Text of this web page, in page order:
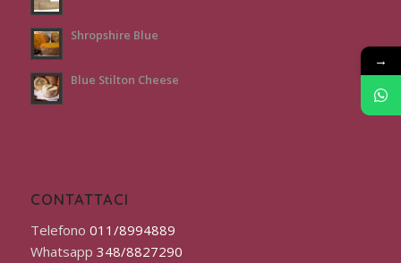
Shropshire Blue
Blue Stilton Cheese
CONTATTACI
Telefono 011/8994889
Whatsapp 348/8827290
→